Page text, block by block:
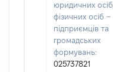
юридичних осіб,
фізичних осіб –
підприємців та
громадських
формувань:
025737821